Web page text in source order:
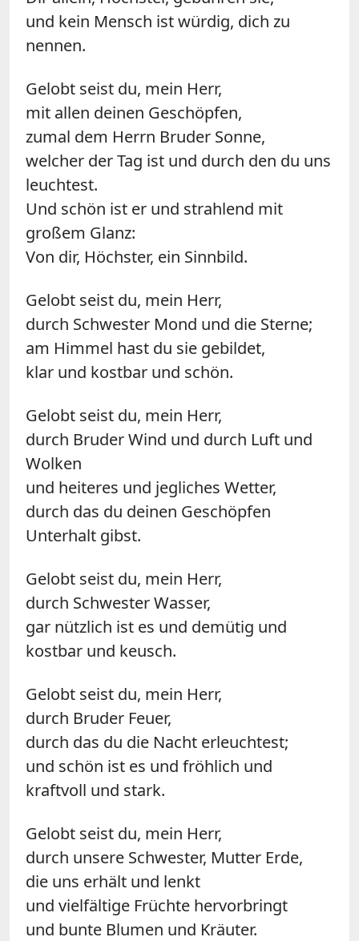
und kein Mensch ist würdig, dich zu
nennen.
Gelobt seist du, mein Herr,
mit allen deinen Geschöpfen,
zumal dem Herrn Bruder Sonne,
welcher der Tag ist und durch den du uns
leuchtest.
Und schön ist er und strahlend mit
großem Glanz:
Von dir, Höchster, ein Sinnbild.
Gelobt seist du, mein Herr,
durch Schwester Mond und die Sterne;
am Himmel hast du sie gebildet,
klar und kostbar und schön.
Gelobt seist du, mein Herr,
durch Bruder Wind und durch Luft und
Wolken
und heiteres und jegliches Wetter,
durch das du deinen Geschöpfen
Unterhalt gibst.
Gelobt seist du, mein Herr,
durch Schwester Wasser,
gar nützlich ist es und demütig und
kostbar und keusch.
Gelobt seist du, mein Herr,
durch Bruder Feuer,
durch das du die Nacht erleuchtest;
und schön ist es und fröhlich und
kraftvoll und stark.
Gelobt seist du, mein Herr,
durch unsere Schwester, Mutter Erde,
die uns erhält und lenkt
und vielfältige Früchte hervorbringt
und bunte Blumen und Kräuter.